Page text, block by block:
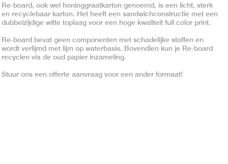
Re-board, ook wel honinggraatkarton genoemd, is een licht, sterk
en recyclebaar karton. Het heeft een sandwichconstructie met een
dubbelzijdige witte toplaag voor een hoge kwaliteit full color print.
Re-board bevat geen componenten met schadelijke stoffen en
wordt verlijmd met lijm op waterbasis. Bovendien kun je Re-board
recyclen via de oud papier inzameling.
Stuur ons een offerte aanvraag voor een ander formaat!